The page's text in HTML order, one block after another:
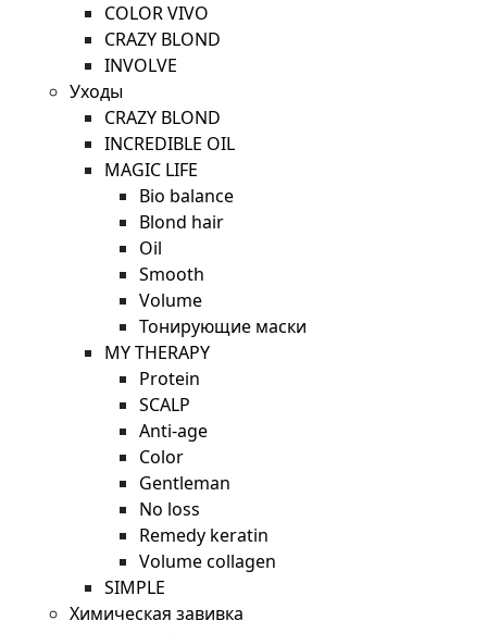
COLOR VIVO
CRAZY BLOND
INVOLVE
Уходы
CRAZY BLOND
INCREDIBLE OIL
MAGIC LIFE
Bio balance
Blond hair
Oil
Smooth
Volume
Тонирующие маски
MY THERAPY
Protein
SCALP
Anti-age
Color
Gentleman
No loss
Remedy keratin
Volume collagen
SIMPLE
Химическая завивка